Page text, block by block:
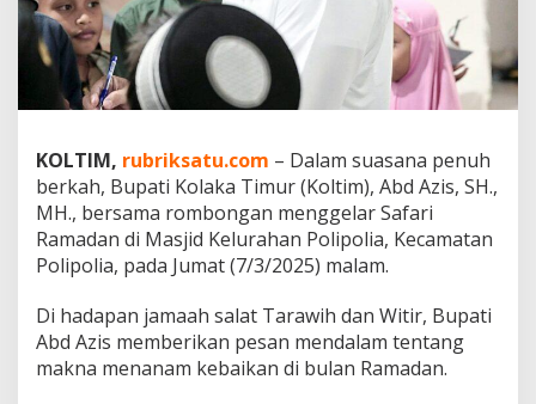
a
a
m
K
e
b
a
k
a
n
KOLTIM, rubriksatu.com – Dalam suasana penuh
berkah, Bupati Kolaka Timur (Koltim), Abd Azis, SH.,
MH., bersama rombongan menggelar Safari
Ramadan di Masjid Kelurahan Polipolia, Kecamatan
Polipolia, pada Jumat (7/3/2025) malam.
Di hadapan jamaah salat Tarawih dan Witir, Bupati
Abd Azis memberikan pesan mendalam tentang
makna menanam kebaikan di bulan Ramadan.